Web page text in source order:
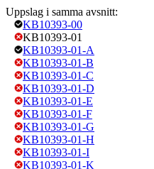
Uppslag i samma avsnitt:
KB10393-00
KB10393-01
KB10393-01-A
KB10393-01-B
KB10393-01-C
KB10393-01-D
KB10393-01-E
KB10393-01-F
KB10393-01-G
KB10393-01-H
KB10393-01-I
KB10393-01-K